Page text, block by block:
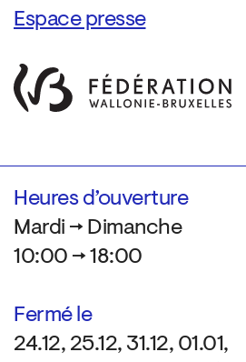
Espace presse
Heures d’ouverture
Mardi → Dimanche
10:00 → 18:00
Fermé le
24.12, 25.12, 31.12, 01.01,